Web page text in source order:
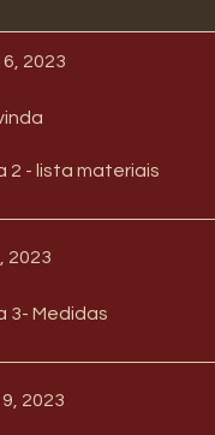
2023
2 - lista materiais
2023
3- Medidas
2023